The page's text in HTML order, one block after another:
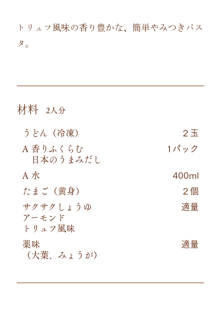
トリュフ風味の香り豊かな、簡単やみつきパス
タ。
材料 2人分
うどん（冷凍） ２玉
A 香りふくらむ
日本のうまみだし
1パック
A 水 400ml
たまご（黄身） ２個
サクサクしょうゆ
アーモンド
トリュフ風味
適量
薬味
（大葉、みょうが）
適量